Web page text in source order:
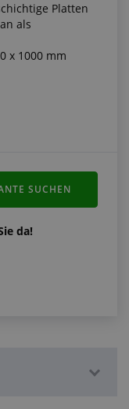
Platten
als
x 1000 mm
4 Seiten mit
der
da!
SUCHEN